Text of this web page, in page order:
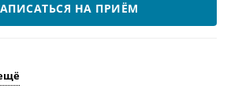
НА ПРИЁМ